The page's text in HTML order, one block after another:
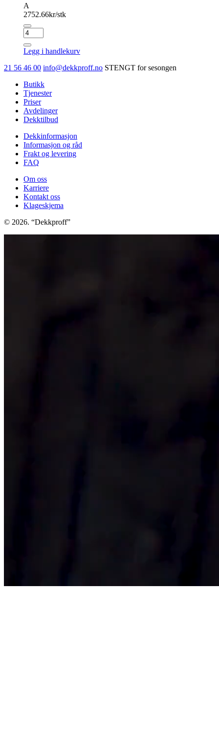
A
2752.66kr/stk
CONTINENTAL
ULTRA
CONTACT
NXT
antall
Legg i handlekurv
21 56 46 00 info@dekkproff.no STENGT for sesongen
Butikk
Tjenester
Priser
Avdelinger
Dekktilbud
Dekkinformasjon
Informasjon og råd
Frakt og levering
FAQ
Om oss
Karriere
Kontakt oss
Klageskjema
© 2026. “Dekkproff”